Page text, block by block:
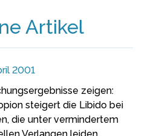
Artikel
2001
zeigen:
steigert die Libido bei
die unter vermindertem
Verlangen leiden